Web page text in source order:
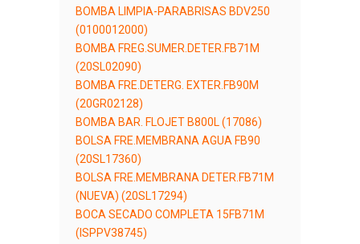
BOMBA LIMPIA-PARABRISAS BDV250
(0100012000)
BOMBA FREG.SUMER.DETER.FB71M
(20SL02090)
BOMBA FRE.DETERG. EXTER.FB90M
(20GR02128)
BOMBA BAR. FLOJET B800L (17086)
BOLSA FRE.MEMBRANA AGUA FB90
(20SL17360)
BOLSA FRE.MEMBRANA DETER.FB71M
(NUEVA) (20SL17294)
BOCA SECADO COMPLETA 15FB71M
(ISPPV38745)